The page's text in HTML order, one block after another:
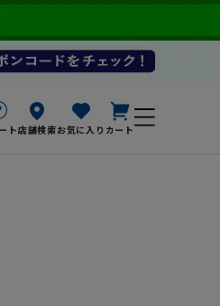
ト店舗検索お気に入り カート